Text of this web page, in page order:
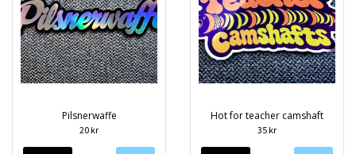
Pilsnerwaffe
20 kr
Hot for teacher camshaft
35 kr